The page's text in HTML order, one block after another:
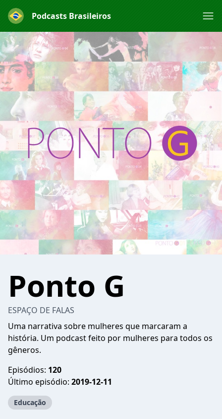
Podcasts Brasileiros
Ponto G
ESPAÇO DE FALAS
Uma narrativa sobre mulheres que marcaram a
história. Um podcast feito por mulheres para todos os
gêneros.
Episódios: 120
Último episódio: 2019-12-11
Educação